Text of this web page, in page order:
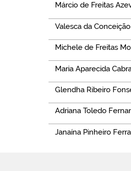
Márcio de Freitas
Valesca da
Michele de Freitas
Maria Aparecida
Glendha Ribeiro
Adriana Toledo
Janaína Pinheiro